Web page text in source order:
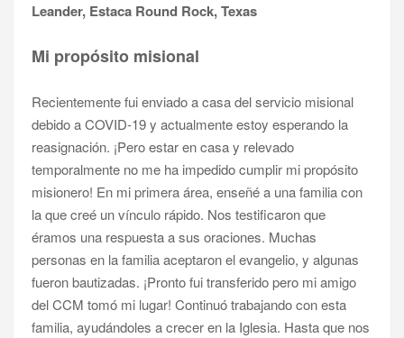
Leander, Estaca Round Rock, Texas
Mi propósito misional
Recientemente fui enviado a casa del servicio misional
debido a COVID-19 y actualmente estoy esperando la
reasignación. ¡Pero estar en casa y relevado
temporalmente no me ha impedido cumplir mi propósito
misionero! En mi primera área, enseñé a una familia con
la que creé un vínculo rápido. Nos testificaron que
éramos una respuesta a sus oraciones. Muchas
personas en la familia aceptaron el evangelio, y algunas
fueron bautizadas. ¡Pronto fui transferido pero mi amigo
del CCM tomó mi lugar! Continuó trabajando con esta
familia, ayudándoles a crecer en la Iglesia. Hasta que nos